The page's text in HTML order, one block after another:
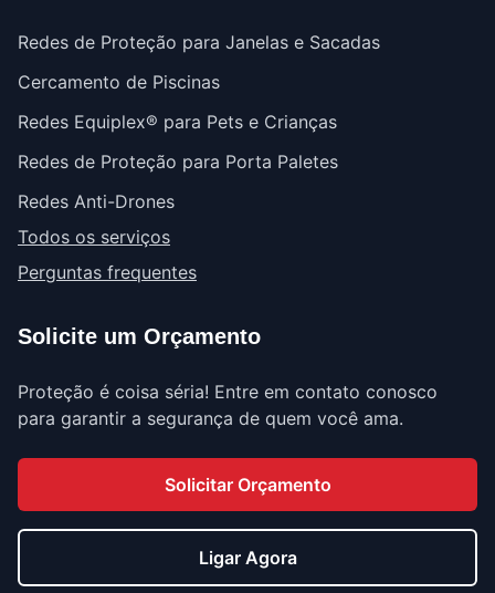
Redes de Proteção para Janelas e Sacadas
Cercamento de Piscinas
Redes Equiplex® para Pets e Crianças
Redes de Proteção para Porta Paletes
Redes Anti-Drones
Todos os serviços
Perguntas frequentes
Solicite um Orçamento
Proteção é coisa séria! Entre em contato conosco
para garantir a segurança de quem você ama.
Solicitar Orçamento
Ligar Agora